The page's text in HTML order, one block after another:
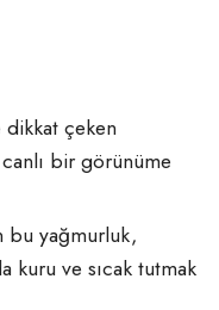
çeken
bir görünüme
bu yağmurluk,
kuru ve sıcak tutmak